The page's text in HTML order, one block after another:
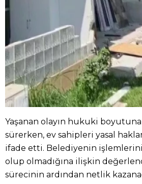
Yaşanan olayın hukuki
sürerken, ev sahipleri yasal
ifade etti. Belediyenin
olup olmadığına ilişkin
sürecinin ardından netlik